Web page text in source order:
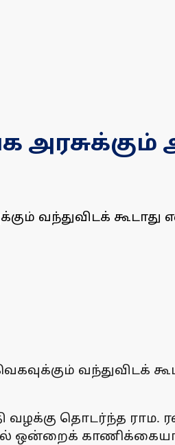
வந்துவிடக்
வந்துவிடக்
தொடர்ந்த ராம.
ஒன்றைக்